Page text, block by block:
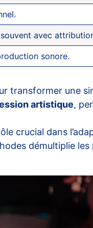
avec
sonore.
transformer une
artistique,
crucial dans
démultiplie